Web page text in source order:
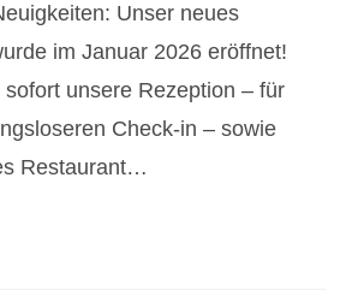
Unser neues
im Januar 2026 eröffnet!
unsere Rezeption – für
Check-in – sowie
Restaurant…